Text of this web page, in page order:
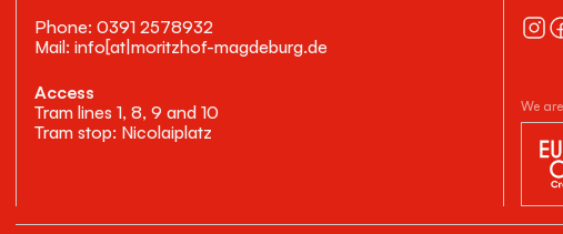
Phone: 0391 2578932
Mail: info[at|moritzhof-magdeburg.de
Access
Tram lines 1, 8, 9 and 10
Tram stop: Nicolaiplatz
We